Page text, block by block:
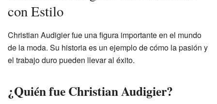
con Estilo
Christian Audigier fue una figura importante en el mundo
de la moda. Su historia es un ejemplo de cómo la pasión y
el trabajo duro pueden llevar al éxito.
¿Quién fue Christian Audigier?